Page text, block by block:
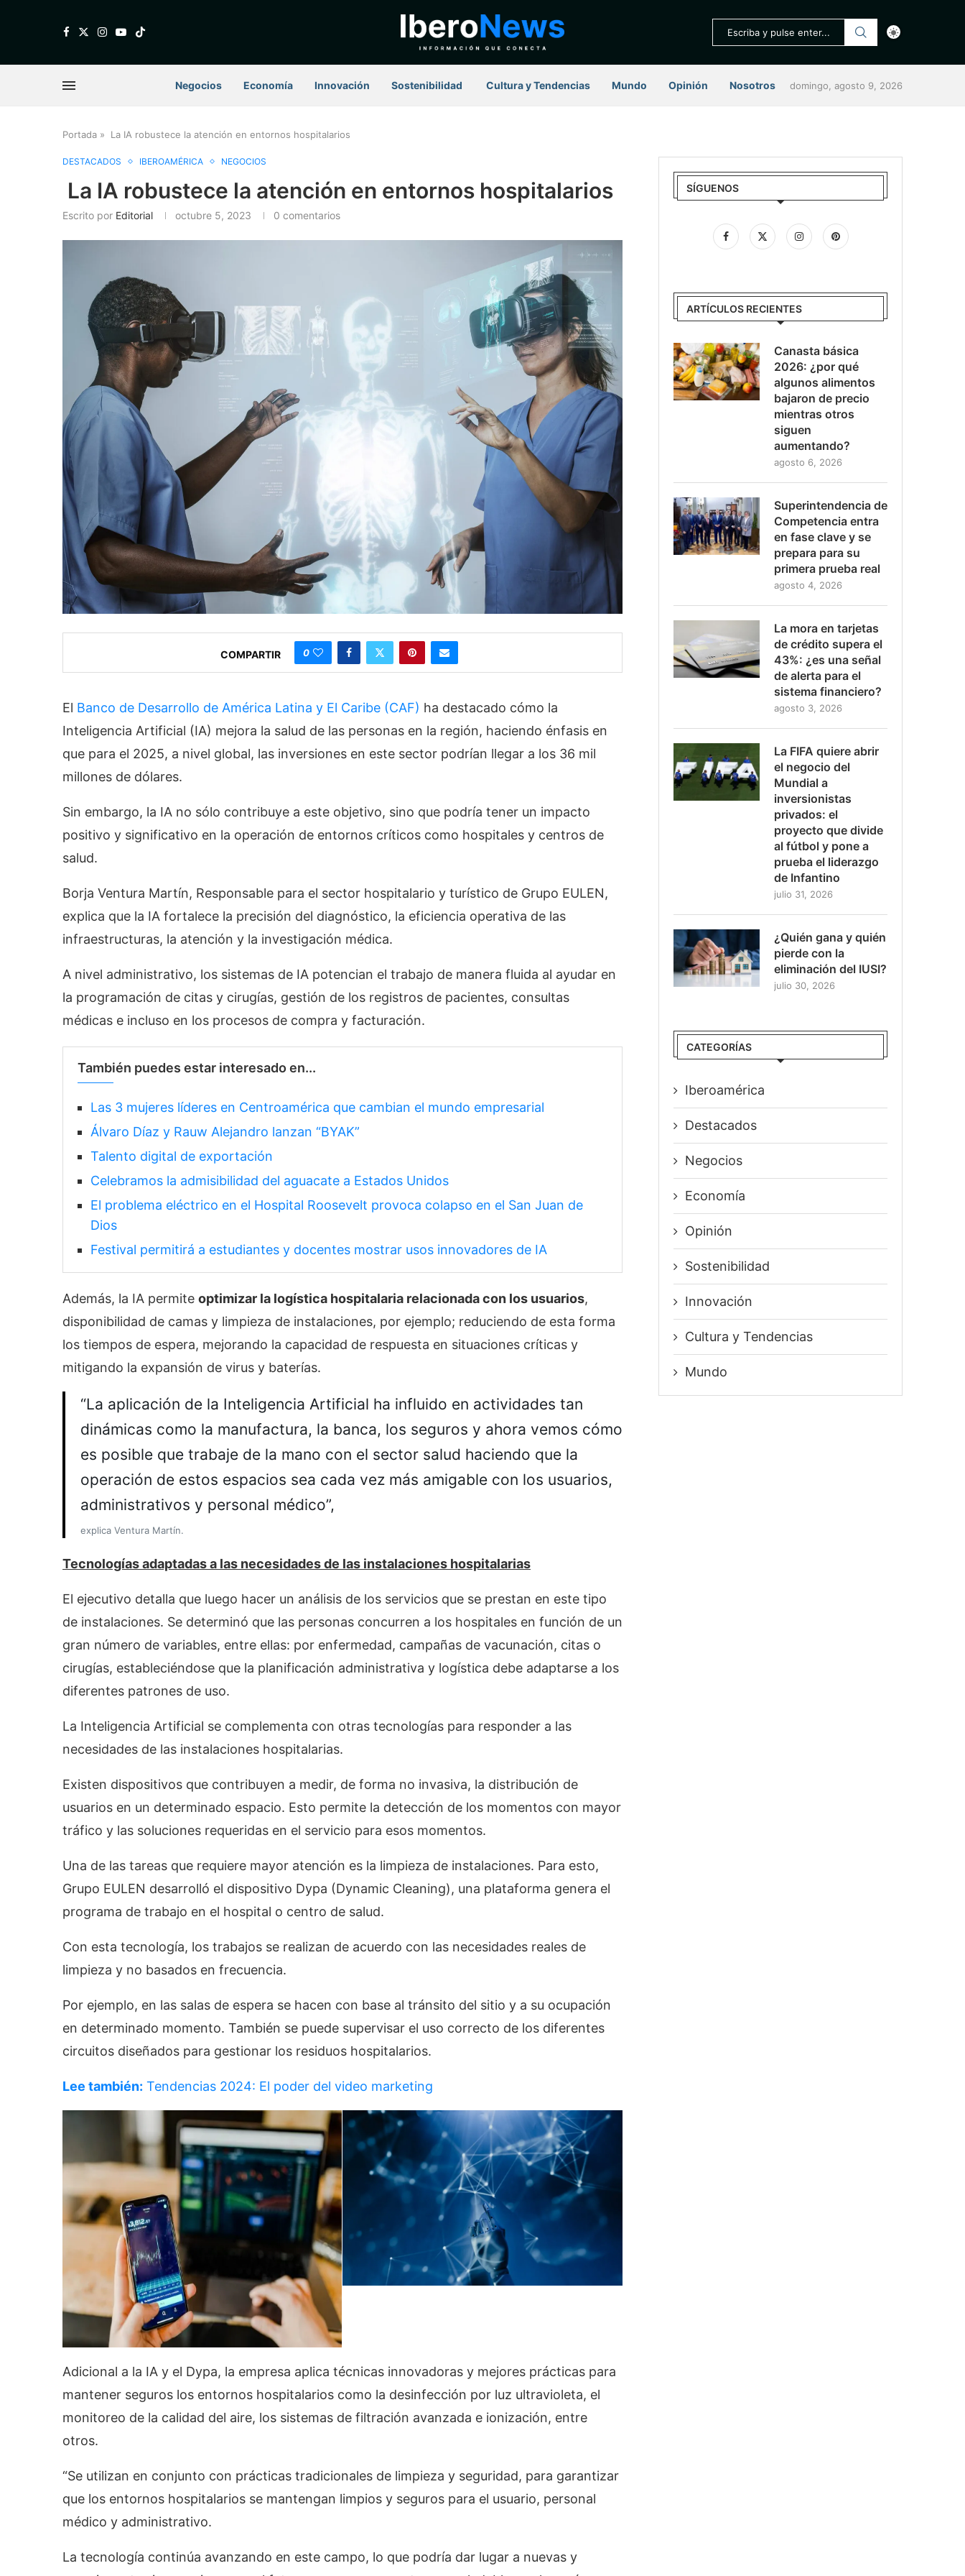
Negocios Economía Innovación Sostenibilidad ⁠ Cultura y Tendencias Mundo Opinión Nosotros domingo, agosto 9, 2026
Portada » La IA robustece la atención en entornos hospitalarios
DESTACADOS IBEROAMÉRICA NEGOCIOS
La IA robustece la atención en entornos hospitalarios
Escrito por Editorial octubre 5, 2023 0 comentarios
COMPARTIR 0
El Banco de Desarrollo de América Latina y El Caribe (CAF) ha destacado cómo la
Inteligencia Artificial (IA) mejora la salud de las personas en la región, haciendo énfasis en
que para el 2025, a nivel global, las inversiones en este sector podrían llegar a los 36 mil
millones de dólares.
Sin embargo, la IA no sólo contribuye a este objetivo, sino que podría tener un impacto
positivo y significativo en la operación de entornos críticos como hospitales y centros de
salud.
Borja Ventura Martín, Responsable para el sector hospitalario y turístico de Grupo EULEN,
explica que la IA fortalece la precisión del diagnóstico, la eficiencia operativa de las
infraestructuras, la atención y la investigación médica.
A nivel administrativo, los sistemas de IA potencian el trabajo de manera fluida al ayudar en
la programación de citas y cirugías, gestión de los registros de pacientes, consultas
médicas e incluso en los procesos de compra y facturación.
También puedes estar interesado en...
Las 3 mujeres líderes en Centroamérica que cambian el mundo empresarial
Álvaro Díaz y Rauw Alejandro lanzan “BYAK”
Talento digital de exportación
Celebramos la admisibilidad del aguacate a Estados Unidos
El problema eléctrico en el Hospital Roosevelt provoca colapso en el San Juan de
Dios
Festival permitirá a estudiantes y docentes mostrar usos innovadores de IA
Además, la IA permite optimizar la logística hospitalaria relacionada con los usuarios,
disponibilidad de camas y limpieza de instalaciones, por ejemplo; reduciendo de esta forma
los tiempos de espera, mejorando la capacidad de respuesta en situaciones críticas y
mitigando la expansión de virus y baterías.
“La aplicación de la Inteligencia Artificial ha influido en actividades tan
dinámicas como la manufactura, la banca, los seguros y ahora vemos cómo
es posible que trabaje de la mano con el sector salud haciendo que la
operación de estos espacios sea cada vez más amigable con los usuarios,
administrativos y personal médico”,
explica Ventura Martín.
Tecnologías adaptadas a las necesidades de las instalaciones hospitalarias
El ejecutivo detalla que luego hacer un análisis de los servicios que se prestan en este tipo
de instalaciones. Se determinó que las personas concurren a los hospitales en función de un
gran número de variables, entre ellas: por enfermedad, campañas de vacunación, citas o
cirugías, estableciéndose que la planificación administrativa y logística debe adaptarse a los
diferentes patrones de uso.
La Inteligencia Artificial se complementa con otras tecnologías para responder a las
necesidades de las instalaciones hospitalarias.
Existen dispositivos que contribuyen a medir, de forma no invasiva, la distribución de
usuarios en un determinado espacio. Esto permite la detección de los momentos con mayor
tráfico y las soluciones requeridas en el servicio para esos momentos.
Una de las tareas que requiere mayor atención es la limpieza de instalaciones. Para esto,
Grupo EULEN desarrolló el dispositivo Dypa (Dynamic Cleaning), una plataforma genera el
programa de trabajo en el hospital o centro de salud.
Con esta tecnología, los trabajos se realizan de acuerdo con las necesidades reales de
limpieza y no basados en frecuencia.
Por ejemplo, en las salas de espera se hacen con base al tránsito del sitio y a su ocupación
en determinado momento. También se puede supervisar el uso correcto de los diferentes
circuitos diseñados para gestionar los residuos hospitalarios.
Lee también: Tendencias 2024: El poder del video marketing
Adicional a la IA y el Dypa, la empresa aplica técnicas innovadoras y mejores prácticas para
mantener seguros los entornos hospitalarios como la desinfección por luz ultravioleta, el
monitoreo de la calidad del aire, los sistemas de filtración avanzada e ionización, entre
otros.
“Se utilizan en conjunto con prácticas tradicionales de limpieza y seguridad, para garantizar
que los entornos hospitalarios se mantengan limpios y seguros para el usuario, personal
médico y administrativo.
La tecnología continúa avanzando en este campo, lo que podría dar lugar a nuevas y
SÍGUENOS
ARTÍCULOS RECIENTES
Canasta básica
2026: ¿por qué
algunos alimentos
bajaron de precio
mientras otros
siguen
aumentando?
agosto 6, 2026
Superintendencia de
Competencia entra
en fase clave y se
prepara para su
primera prueba real
agosto 4, 2026
La mora en tarjetas
de crédito supera el
43%: ¿es una señal
de alerta para el
sistema financiero?
agosto 3, 2026
La FIFA quiere abrir
el negocio del
Mundial a
inversionistas
privados: el
proyecto que divide
al fútbol y pone a
prueba el liderazgo
de Infantino
julio 31, 2026
¿Quién gana y quién
pierde con la
eliminación del IUSI?
julio 30, 2026
CATEGORÍAS
Iberoamérica
Destacados
Negocios
Economía
Opinión
Sostenibilidad
Innovación
⁠Cultura y Tendencias
Mundo